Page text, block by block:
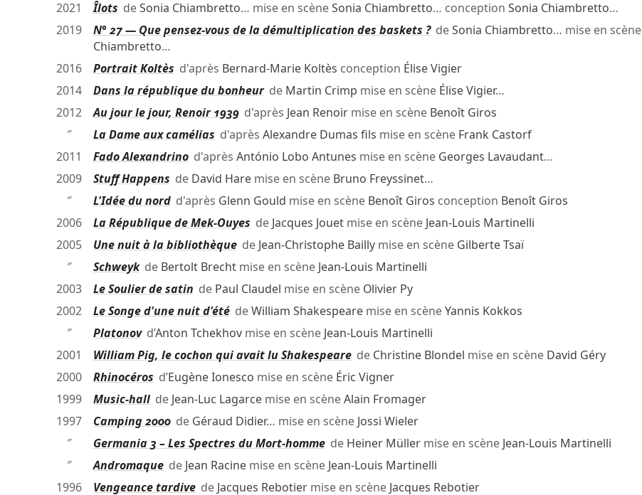
2021
Îlots deSonia Chiambretto… mise en scèneSonia Chiambretto… conception Sonia Chiambretto…
2019
N° 27 — Que pensez-vous de la démultiplication des baskets ?deSonia Chiambretto… mise en scène
Chiambretto…
2016
Portrait Koltès d'après Bernard-Marie Koltès conception Élise Vigier
2014
Dans la république du bonheurde Martin Crimp mise en scène Élise Vigier…
2012
Au jour le jour, Renoir 1939d'après Jean Renoirmise en scène Benoît Giros
″
La Dame aux camélias d'après Alexandre Dumas fils mise en scène Frank Castorf
2011
Fado Alexandrinod'après António Lobo Antunes mise en scène Georges Lavaudant…
2009
Stuff Happens de David Haremise en scène Bruno Freyssinet…
″
L'Idée du nordd'après Glenn Gould mise en scène Benoît Giros conception Benoît Giros
2006
La République de Mek-Ouyes de Jacques Jouetmise en scène Jean-Louis Martinelli
2005
Une nuit à la bibliothèquede Jean-Christophe Baillymise en scène Gilberte Tsaï
″
Schweykde Bertolt Brechtmise en scène Jean-Louis Martinelli
2003
Le Soulier de satin de Paul Claudel mise en scène Olivier Py
2002
Le Songe d'une nuit d'étédeWilliam Shakespearemise en scèneYannis Kokkos
″
Platonovd’Anton Tchekhovmise en scène Jean-Louis Martinelli
2001
William Pig, le cochon qui avait lu Shakespearede Christine Blondel mise en scène David Géry
2000
Rhinocéros d’Eugène Ionesco mise en scène Éric Vigner
1999
Music-hallde Jean-Luc Lagarcemise en scèneAlain Fromager
1997
Camping 2000de Géraud Didier… mise en scène Jossi Wieler
″
Germania 3 – Les Spectres du Mort-hommede Heiner Müllermise en scène Jean-Louis Martinelli
″
Andromaquede Jean Racinemise en scène Jean-Louis Martinelli
1996
Vengeance tardivede Jacques Rebotiermise en scène Jacques Rebotier